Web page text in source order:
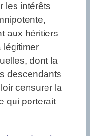
les intérêts
aux héritiers
légitimer
dont la
descendants
censurer la
qui porterait